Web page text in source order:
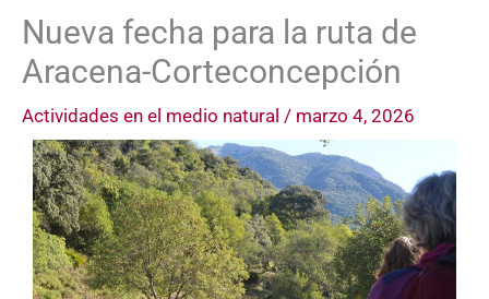
Nueva fecha para la ruta de
Aracena-Corteconcepción
Actividades en el medio natural / marzo 4, 2026